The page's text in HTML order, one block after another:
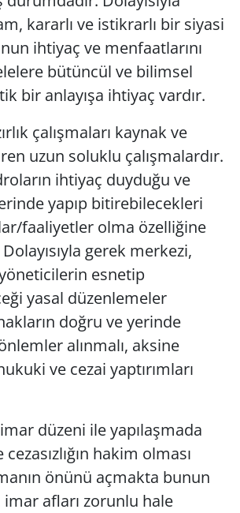
kararlı ve istikrarlı bir siyasi
ihtiyaç ve menfaatlarını
bütüncül ve bilimsel
bir anlayışa ihtiyaç vardır.
çalışmaları kaynak ve
uzun soluklu çalışmalardır.
ihtiyaç duyduğu ve
yapıp bitirebilecekleri
faaliyetler olma özelliğine
gerek merkezi,
esnetip
yasal düzenlemeler
doğru ve yerinde
alınmalı, aksine
ve cezai yaptırımları
düzeni ile yapılaşmada
cezasızlığın hakim olması
önünü açmakta bunun
afları zorunlu hale